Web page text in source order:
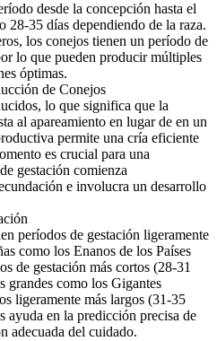
desde la concepción hasta el
28-35 días dependiendo de la raza.
los conejos tienen un período de
lo que pueden producir múltiples
óptimas.
de Conejos
lo que significa que la
al apareamiento en lugar de en un
permite una cría eficiente
es crucial para una
gestación comienza
e involucra un desarrollo
períodos de gestación ligeramente
como los Enanos de los Países
de gestación más cortos (28-31
grandes como los Gigantes
ligeramente más largos (31-35
ayuda en la predicción precisa de
adecuada del cuidado.